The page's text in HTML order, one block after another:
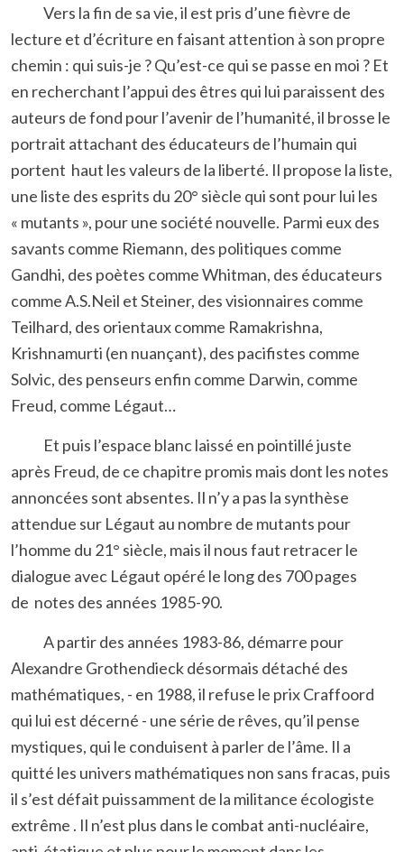
Vers la fin de sa vie, il est pris d’une fièvre de
lecture et d’écriture en faisant attention à son propre
chemin : qui suis-je ? Qu’est-ce qui se passe en moi ? Et
en recherchant l’appui des êtres qui lui paraissent des
auteurs de fond pour l’avenir de l’humanité, il brosse le
portrait attachant des éducateurs de l’humain qui
portent haut les valeurs de la liberté. Il propose la liste,
une liste des esprits du 20° siècle qui sont pour lui les
« mutants », pour une société nouvelle. Parmi eux des
savants comme Riemann, des politiques comme
Gandhi, des poètes comme Whitman, des éducateurs
comme A.S.Neil et Steiner, des visionnaires comme
Teilhard, des orientaux comme Ramakrishna,
Krishnamurti (en nuançant), des pacifistes comme
Solvic, des penseurs enfin comme Darwin, comme
Freud, comme Légaut…
Et puis l’espace blanc laissé en pointillé juste
après Freud, de ce chapitre promis mais dont les notes
annoncées sont absentes. Il n’y a pas la synthèse
attendue sur Légaut au nombre de mutants pour
l’homme du 21° siècle, mais il nous faut retracer le
dialogue avec Légaut opéré le long des 700 pages
de notes des années 1985-90.
A partir des années 1983-86, démarre pour
Alexandre Grothendieck désormais détaché des
mathématiques, - en 1988, il refuse le prix Craffoord
qui lui est décerné - une série de rêves, qu’il pense
mystiques, qui le conduisent à parler de l’âme. Il a
quitté les univers mathématiques non sans fracas, puis
il s’est défait puissamment de la militance écologiste
extrême . Il n’est plus dans le combat anti-nucléaire,